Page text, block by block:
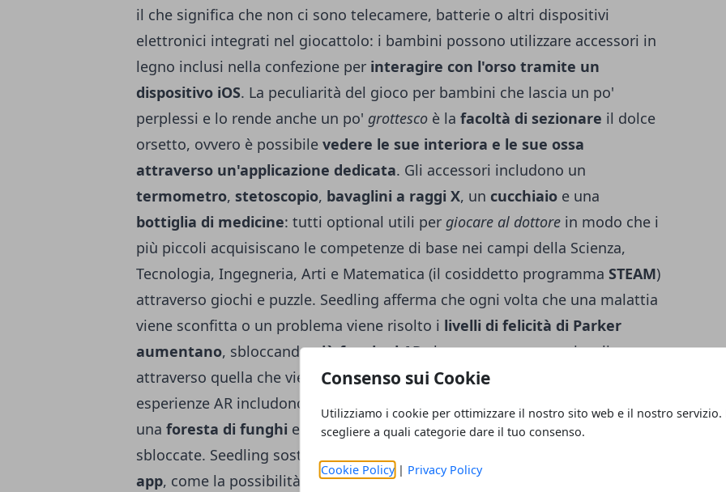
Consenso sui Cookie
Utilizziamo i cookie per ottimizzare il nostro sito web e il nostro servizio.
scegliere a quali categorie dare il tuo consenso.
Cookie Policy| Privacy Policy
il che significa che non ci sono telecamere, batterie o altri dispositivi
elettronici integrati nel giocattolo: i bambini possono utilizzare accessori in
legno inclusi nella confezione per interagire con l'orso tramite un
dispositivo iOS. La peculiarità del gioco per bambini che lascia un po'
perplessi e lo rende anche un po' grottesco è la facoltà di sezionare il dolce
orsetto, ovvero è possibile vedere le sue interiora e le sue ossa
attraverso un'applicazione dedicata. Gli accessori includono un
termometro, stetoscopio, bavaglini a raggi X, un cucchiaio e una
bottiglia di medicine: tutti optional utili per giocare al dottore in modo che i
più piccoli acquisiscano le competenze di base nei campi della Scienza,
Tecnologia, Ingegneria, Arti e Matematica (il cosiddetto programma STEAM)
attraverso giochi e puzzle. Seedling afferma che ogni volta che una malattia
viene sconfitta o un problema viene risolto i livelli di felicità di Parker
aumentano, sbloccandopiù funzioni ARche possono essere visualizzate
attraverso quella che viene chiamata unafotocamera magica
esperienze AR includono la
una foresta di funghi e più si gioca con Parker più saranno le funzioni
sbloccate. Seedling sostiene che sono presenti moltissime
app, come la possibilità di effettuare un checkup utilizzando il